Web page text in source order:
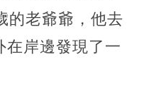
的老爺爺，他去
在岸邊發現了一